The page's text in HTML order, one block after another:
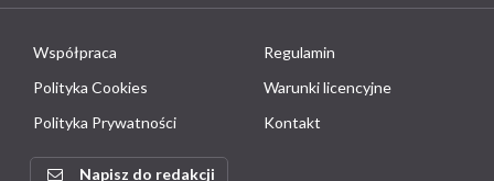
Współpraca
Regulamin
Polityka Cookies
Warunki licencyjne
Polityka Prywatności
Kontakt
Napisz do redakcji